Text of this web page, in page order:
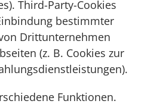
Third-Party-Cookies
bestimmter
Drittunternehmen
(z. B. Cookies zur
Funktionen.